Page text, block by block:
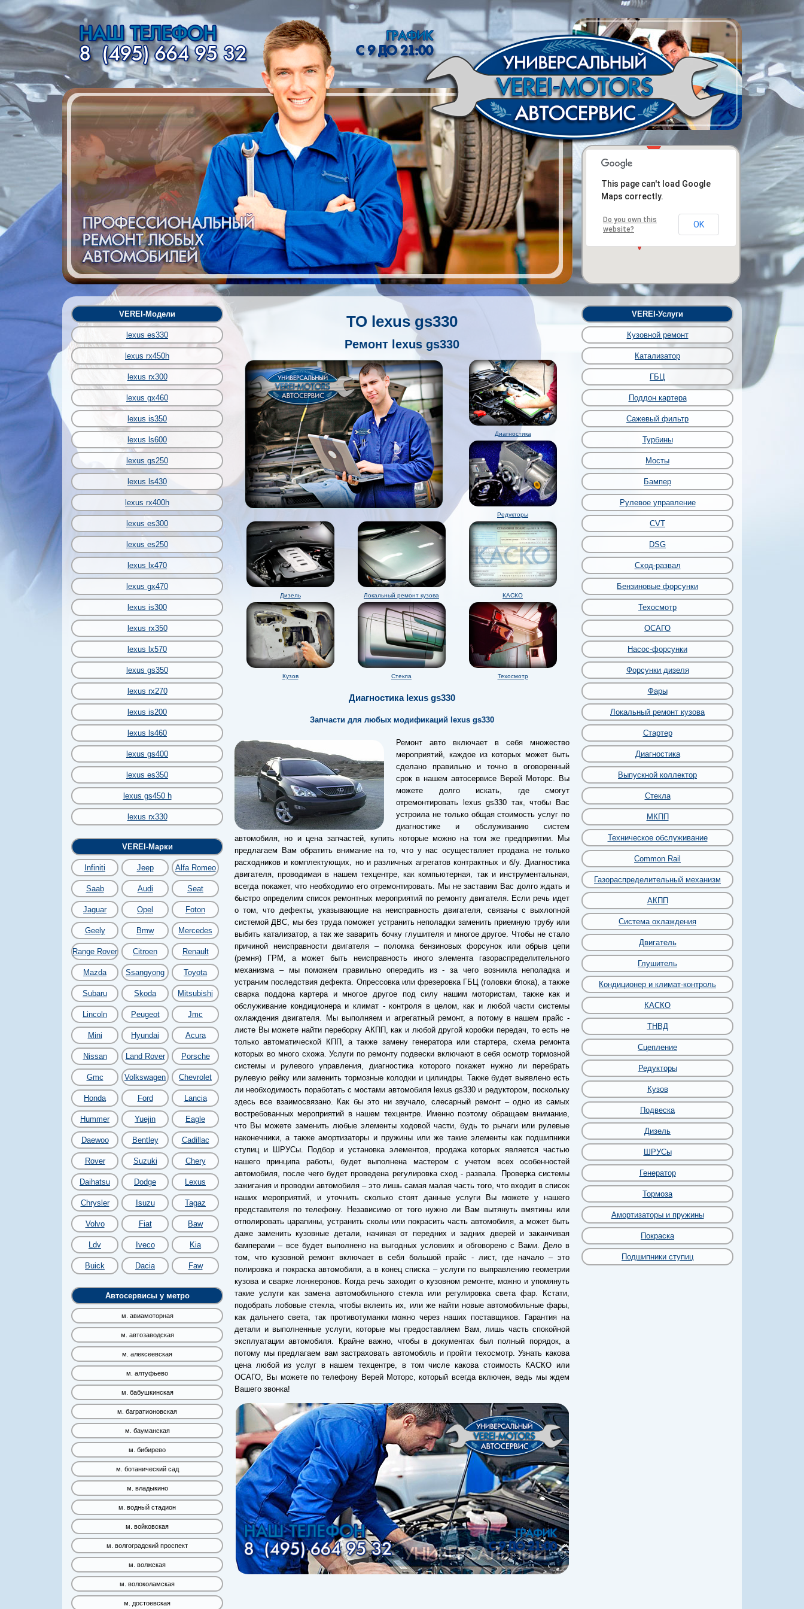
This page can't load Google
Maps correctly.
Do you own this
website?
OK
VEREI-Модели
lexus es330
lexus rx450h
lexus rx300
lexus gx460
lexus is350
lexus ls600
lexus gs250
lexus ls430
lexus rx400h
lexus es300
lexus es250
lexus lx470
lexus gx470
lexus is300
lexus rx350
lexus lx570
lexus gs350
lexus rx270
lexus is200
lexus ls460
lexus gs400
lexus es350
lexus gs450 h
lexus rx330
VEREI-Марки
Infiniti Jeep Alfa Romeo
Saab Audi Seat
Jaguar Opel Foton
Geely Bmw Mercedes
Range Rover Citroen Renault
Mazda Ssangyong Toyota
Subaru Skoda Mitsubishi
Lincoln Peugeot Jmc
Mini Hyundai Acura
Nissan Land Rover Porsche
Gmc Volkswagen Chevrolet
Honda Ford Lancia
Hummer Yuejin Eagle
Daewoo Bentley Cadillac
Rover Suzuki Chery
Daihatsu Dodge Lexus
Chrysler Isuzu Tagaz
Volvo Fiat Baw
Ldv Iveco Kia
Buick Dacia Faw
Автосервисы у метро
м. авиамоторная
м. автозаводская
м. алексеевская
м. алтуфьево
м. бабушкинская
м. багратионовская
м. бауманская
м. бибирево
м. ботанический сад
м. владыкино
м. водный стадион
м. войковская
м. волгоградский проспект
м. волжская
м. волоколамская
м. достоевская
ТО lexus gs330
Ремонт lexus gs330
Диагностика
Редукторы
Дизель Локальный ремонт кузова КАСКО
Кузов Стекла Техосмотр
Диагностика lexus gs330
Запчасти для любых модификаций lexus gs330
Ремонт авто включает в себя множество
мероприятий, каждое из которых может быть
сделано правильно и точно в оговоренный
срок в нашем автосервисе Верей Моторс. Вы
можете долго искать, где смогут
отремонтировать lexus gs330 так, чтобы Вас
устроила не только общая стоимость услуг по
диагностике и обслуживанию систем
автомобиля, но и цена запчастей, купить которые можно на том же предприятии. Мы
предлагаем Вам обратить внимание на то, что у нас осуществляет продажа не только
расходников и комплектующих, но и различных агрегатов контрактных и б/у. Диагностика
двигателя, проводимая в нашем техцентре, как компьютерная, так и инструментальная,
всегда покажет, что необходимо его отремонтировать. Мы не заставим Вас долго ждать и
быстро определим список ремонтных мероприятий по ремонту двигателя. Если речь идет
о том, что дефекты, указывающие на неисправность двигателя, связаны с выхлопной
системой ДВС, мы без труда поможет устранить неполадки заменить приемную трубу или
выбить катализатор, а так же заварить бочку глушителя и многое другое. Чтобы не стало
причиной неисправности двигателя – поломка бензиновых форсунок или обрыв цепи
(ремня) ГРМ, а может быть неисправность иного элемента газораспределительного
механизма – мы поможем правильно опередить из - за чего возникла неполадка и
устраним последствия дефекта. Опрессовка или фрезеровка ГБЦ (головки блока), а также
сварка поддона картера и многое другое под силу нашим мотористам, также как и
обслуживание кондиционера и климат - контроля в целом, как и любой части системы
охлаждения двигателя. Мы выполняем и агрегатный ремонт, а потому в нашем прайс -
листе Вы можете найти переборку АКПП, как и любой другой коробки передач, то есть не
только автоматической КПП, а также замену генератора или стартера, схема ремонта
которых во много схожа. Услуги по ремонту подвески включают в себя осмотр тормозной
системы и рулевого управления, диагностика которого покажет нужно ли перебрать
рулевую рейку или заменить тормозные колодки и цилиндры. Также будет выявлено есть
ли необходимость поработать с мостами автомобиля lexus gs330 и редуктором, поскольку
здесь все взаимосвязано. Как бы это ни звучало, слесарный ремонт – одно из самых
востребованных мероприятий в нашем техцентре. Именно поэтому обращаем внимание,
что Вы можете заменить любые элементы ходовой части, будь то рычаги или рулевые
наконечники, а также амортизаторы и пружины или же такие элементы как подшипники
ступиц и ШРУСы. Подбор и установка элементов, продажа которых является частью
нашего принципа работы, будет выполнена мастером с учетом всех особенностей
автомобиля, после чего будет проведена регулировка сход - развала. Проверка системы
зажигания и проводки автомобиля – это лишь самая малая часть того, что входит в список
наших мероприятий, и уточнить сколько стоят данные услуги Вы можете у нашего
представителя по телефону. Независимо от того нужно ли Вам вытянуть вмятины или
отполировать царапины, устранить сколы или покрасить часть автомобиля, а может быть
даже заменить кузовные детали, начиная от передних и задних дверей и заканчивая
бамперами – все будет выполнено на выгодных условиях и обговорено с Вами. Дело в
том, что кузовной ремонт включает в себя большой прайс - лист, где начало – это
полировка и покраска автомобиля, а в конец списка – услуги по выправлению геометрии
кузова и сварке лонжеронов. Когда речь заходит о кузовном ремонте, можно и упомянуть
такие услуги как замена автомобильного стекла или регулировка света фар. Кстати,
подобрать лобовые стекла, чтобы вклеить их, или же найти новые автомобильные фары,
как дальнего света, так противотуманки можно через наших поставщиков. Гарантия на
детали и выполненные услуги, которые мы предоставляем Вам, лишь часть спокойной
эксплуатации автомобиля. Крайне важно, чтобы в документах был полный порядок, а
потому мы предлагаем вам застраховать автомобиль и пройти техосмотр. Узнать какова
цена любой из услуг в нашем техцентре, в том числе какова стоимость КАСКО или
ОСАГО, Вы можете по телефону Верей Моторс, который всегда включен, ведь мы ждем
Вашего звонка!
VEREI-Услуги
Кузовной ремонт
Катализатор
ГБЦ
Поддон картера
Сажевый фильтр
Турбины
Мосты
Бампер
Рулевое управление
CVT
DSG
Сход-развал
Бензиновые форсунки
Техосмотр
ОСАГО
Насос-форсунки
Форсунки дизеля
Фары
Локальный ремонт кузова
Стартер
Диагностика
Выпускной коллектор
Стекла
МКПП
Техническое обслуживание
Common Rail
Газораспределительный механизм
АКПП
Система охлаждения
Двигатель
Глушитель
Кондиционер и климат-контроль
КАСКО
ТНВД
Сцепление
Редукторы
Кузов
Подвеска
Дизель
ШРУСы
Генератор
Тормоза
Амортизаторы и пружины
Покраска
Подшипники ступиц